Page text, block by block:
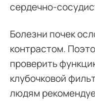
сердечно-
Болезни почек
контрастом.
проверить
клубочковой
людям